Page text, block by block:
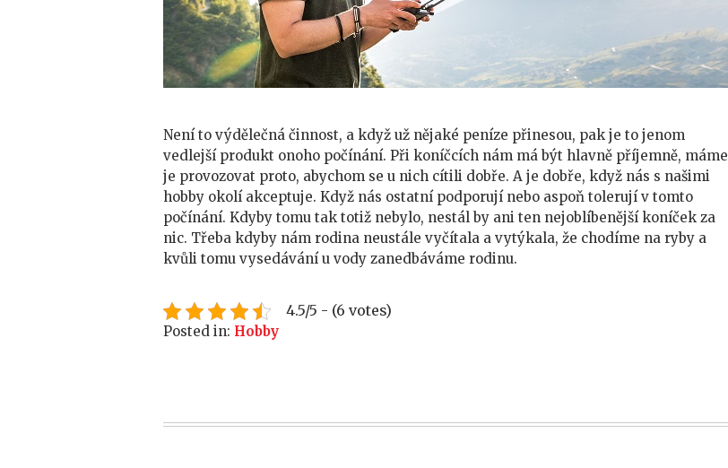
Není to výdělečná činnost, a když už nějaké peníze přinesou, pak je to jenom
vedlejší produkt onoho počínání. Při koníčcích nám má být hlavně příjemně, máme
je provozovat proto, abychom se u nich cítili dobře. A je dobře, když nás s našimi
hobby okolí akceptuje. Když nás ostatní podporují nebo aspoň tolerují v tomto
počínání. Kdyby tomu tak totiž nebylo, nestál by ani ten nejoblíbenější koníček za
nic. Třeba kdyby nám rodina neustále vyčítala a vytýkala, že chodíme na ryby a
kvůli tomu vysedávání u vody zanedbáváme rodinu.
4.5/5 - (6 votes)
Posted in: Hobby